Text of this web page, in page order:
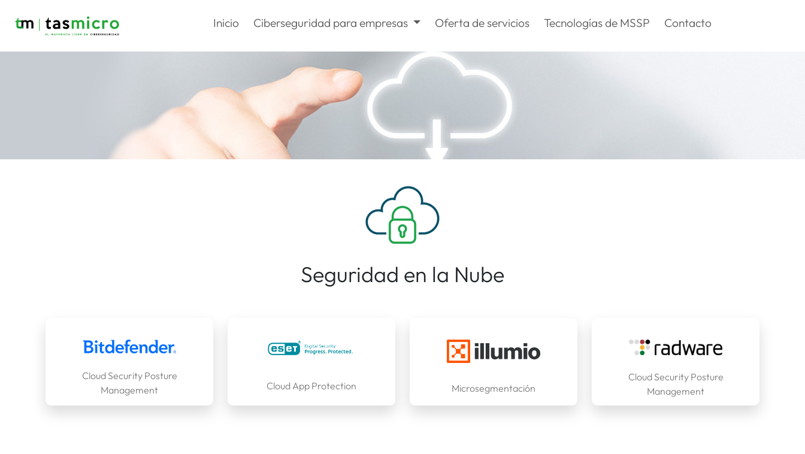
Inicio Ciberseguridad para empresas Oferta de servicios Tecnologías de MSSP Contacto
Seguridad en la Nube
Cloud Security Posture
Management
Cloud App Protection Microsegmentación
Cloud Security Posture
Management